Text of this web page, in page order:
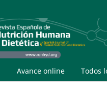
Avance online Todos